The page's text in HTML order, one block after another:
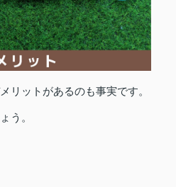
リットがあるのも事実です。
う。